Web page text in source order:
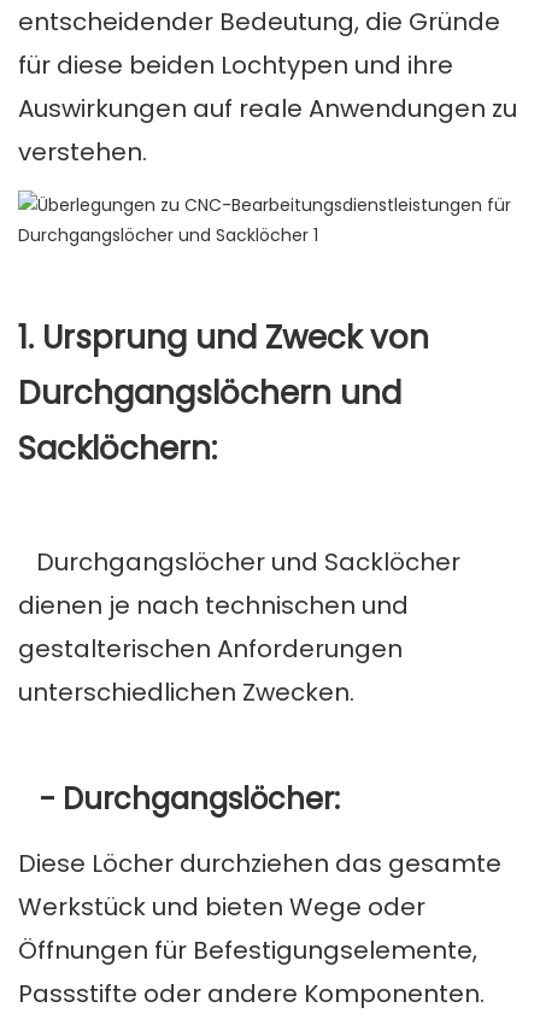
entscheidender Bedeutung, die Gründe
für diese beiden Lochtypen und ihre
Auswirkungen auf reale Anwendungen zu
verstehen.
1. Ursprung und Zweck von
Durchgangslöchern und
Sacklöchern:
Durchgangslöcher und Sacklöcher
dienen je nach technischen und
gestalterischen Anforderungen
unterschiedlichen Zwecken.
- Durchgangslöcher:
Diese Löcher durchziehen das gesamte
Werkstück und bieten Wege oder
Öffnungen für Befestigungselemente,
Passstifte oder andere Komponenten.